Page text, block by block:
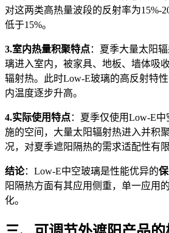
对这两类高热量波段的反射率为15%-
低于15%。
3.室内热量积聚特点：夏季大量太阳
璃进入室内，被家具、地板、墙体吸
辐射热。此时Low-E玻璃的高反射特
内温度逐步升高。
4.实际使用特点：夏季仅使用Low-E
施的空间，大量太阳辐射热进入并积
况，对夏季遮阳隔热的需求适配性有限
结论：Low-E中空玻璃是性能优异的
阳隔热方面有其应用侧重，单一应用
化。